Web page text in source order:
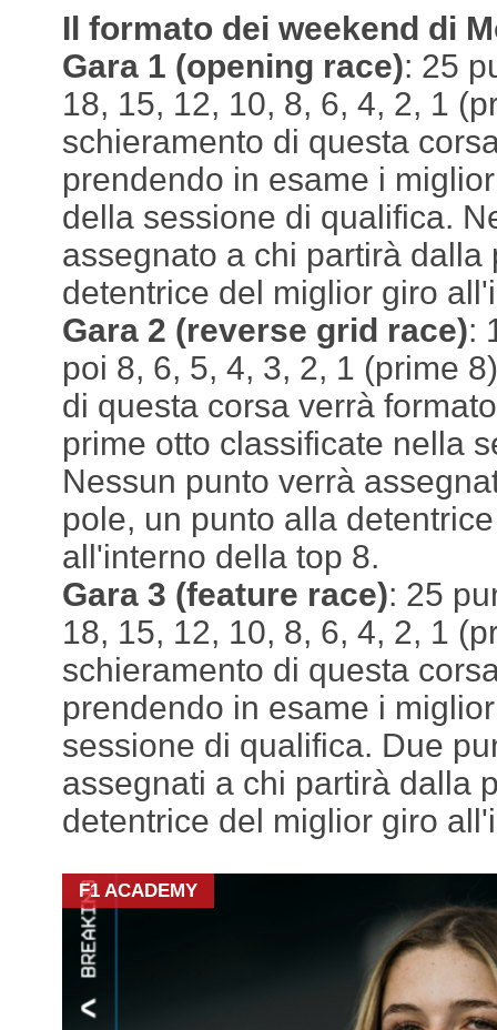
Il formato dei weekend di
Gara 1 (opening race): 25
18, 15, 12, 10, 8, 6, 4, 2, 1
schieramento di questa
prendendo in esame i
della sessione di qualifica.
assegnato a chi partirà dalla
detentrice del miglior giro
Gara 2 (reverse grid race):
poi 8, 6, 5, 4, 3, 2, 1 (prime
di questa corsa verrà
prime otto classificate nella
Nessun punto verrà
pole, un punto alla
all'interno della top 8.
Gara 3 (feature race): 25
18, 15, 12, 10, 8, 6, 4, 2, 1
schieramento di questa
prendendo in esame i
sessione di qualifica. Due
assegnati a chi partirà dalla
detentrice del miglior giro
F1 ACADEMY